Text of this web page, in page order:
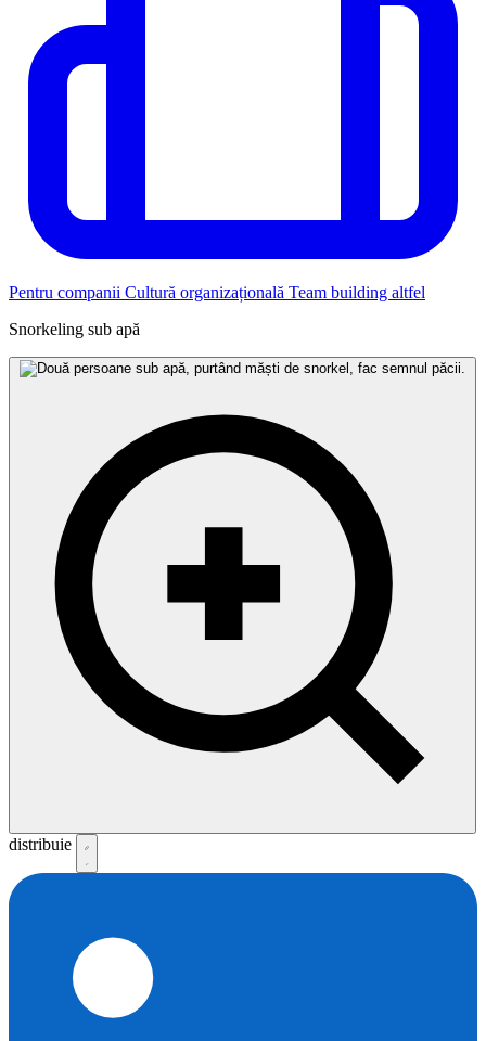
Pentru companii Cultură organizațională Team building altfel
Snorkeling sub apă
distribuie